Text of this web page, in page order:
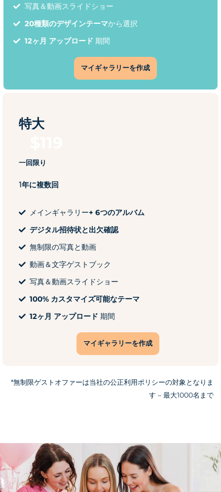
写真＆動画スライドショー
20種類のデザインテーマから選択
12ヶ月 アップロード 期間
マイギャラリーを作成
特大
一回限り
1年に複数回
メインギャラリー+ 6つのアルバム
デジタル招待状と出欠確認
無制限の写真と動画
動画＆文字ゲストブック
写真＆動画スライドショー
100% カスタマイズ可能なテーマ
12ヶ月 アップロード期間
マイギャラリーを作成
*無制限ゲストオファーは当社の公正利用ポリシーの対象となりま
す – 最大1000名まで